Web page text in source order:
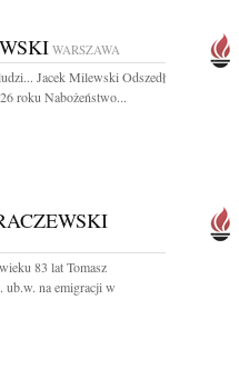
WARSZAWA
Jacek Milewski Odszedł
roku Nabożeństwo...
83 lat Tomasz
ub.w. na emigracji w